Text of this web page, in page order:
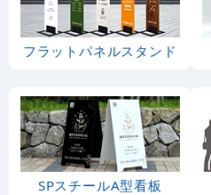
フラットパネルスタンド
SPスチールA型看板